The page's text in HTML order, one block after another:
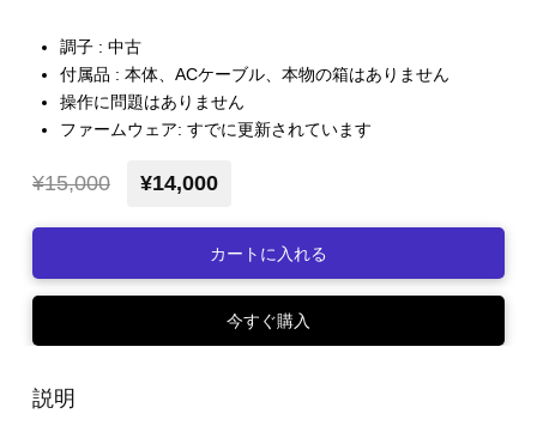
調子 : 中古
付属品 : 本体、ACケーブル、本物の箱はありません
操作に問題はありません
ファームウェア: すでに更新されています
¥15,000 ¥14,000
カートに入れる
今すぐ購入
説明